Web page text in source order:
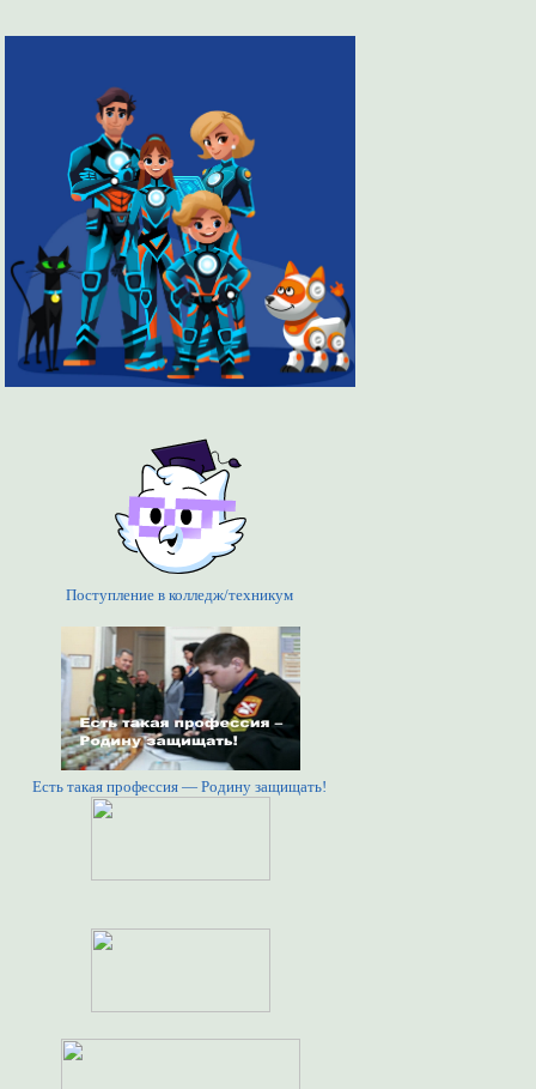
Поступление в колледж/техникум
Есть такая профессия — Родину защищать!